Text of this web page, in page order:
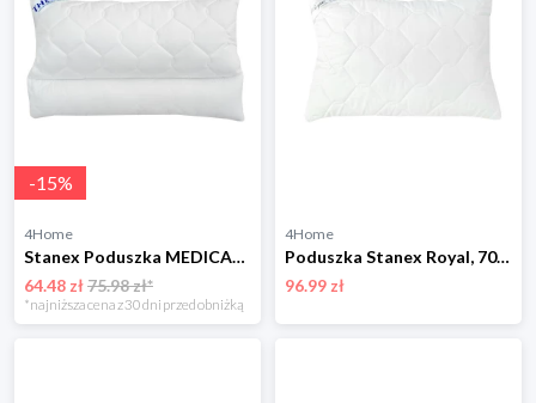
-15%
4Home
Stanex Poduszka MEDICAL, 45 x 65 cm
64.48 zł75.98 zł*
*najniższa cena z 30 dni przed obniżką
4Home
Poduszka Stanex Royal, 70 x 90 cm
96.99 zł